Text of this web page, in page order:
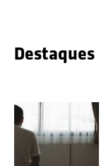
Destaques